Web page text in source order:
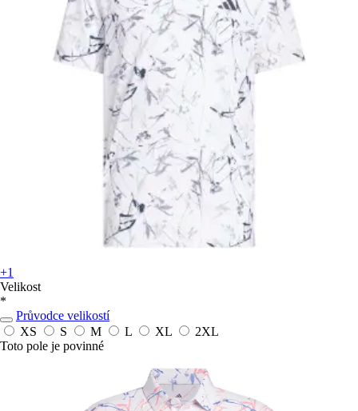
+1
Velikost
*
Průvodce velikostí
XS
S M L XL
2XL
Toto pole je povinné